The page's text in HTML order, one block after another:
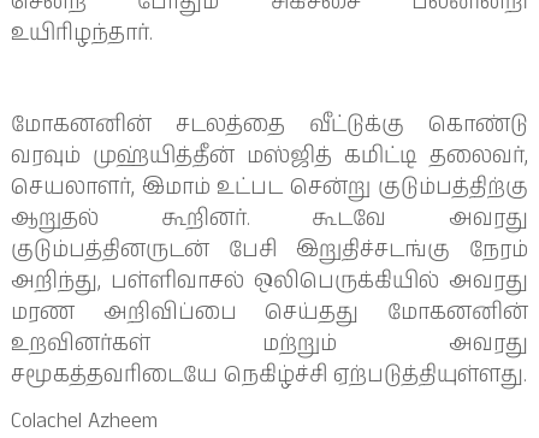
உயிரிழந்தார்.
மோகனனின் சடலத்தை வீட்டுக்கு கொண்டு
வரவும் முஹ்யித்தீன் மஸ்ஜித் கமிட்டி தலைவர்,
செயலாளர், இமாம் உட்பட சென்று குடும்பத்திற்கு
ஆறுதல் கூறினர். கூடவே அவரது
குடும்பத்தினருடன் பேசி இறுதிச்சடங்கு நேரம்
அறிந்து, பள்ளிவாசல் ஒலிபெருக்கியில் அவரது
மரண அறிவிப்பை செய்தது மோகனனின்
உறவினர்கள் மற்றும் அவரது
சமூகத்தவரிடையே நெகிழ்ச்சி ஏற்படுத்தியுள்ளது.
Colachel Azheem